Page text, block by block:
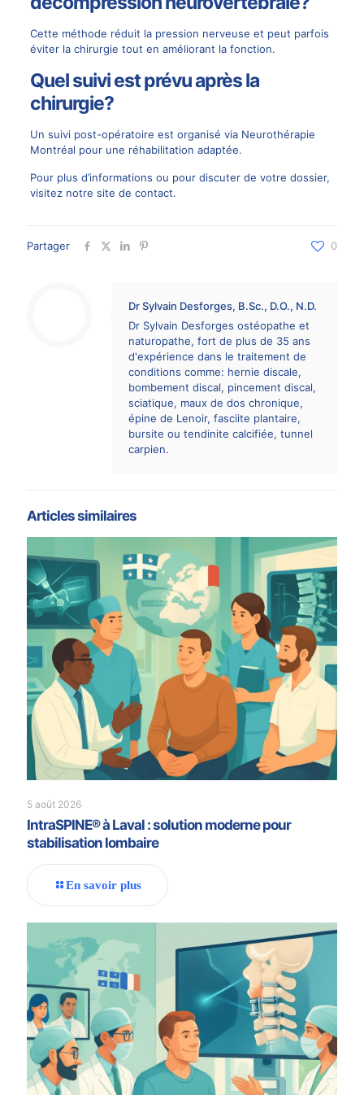
Cette méthode réduit la pression nerveuse et peut parfois
éviter la chirurgie tout en améliorant la fonction.
Quel suivi est prévu après la
chirurgie?
Un suivi post-opératoire est organisé via Neurothérapie
Montréal pour une réhabilitation adaptée.
Pour plus d’informations ou pour discuter de votre dossier,
visitez notre site de contact.
Partager 0
Dr Sylvain Desforges, B.Sc., D.O., N.D.
Dr Sylvain Desforges ostéopathe et
naturopathe, fort de plus de 35 ans
d'expérience dans le traitement de
conditions comme: hernie discale,
bombement discal, pincement discal,
sciatique, maux de dos chronique,
épine de Lenoir, fasciite plantaire,
bursite ou tendinite calcifiée, tunnel
carpien.
Articles similaires
5 août 2026
IntraSPINE® à Laval : solution moderne pour
stabilisation lombaire
En savoir plus